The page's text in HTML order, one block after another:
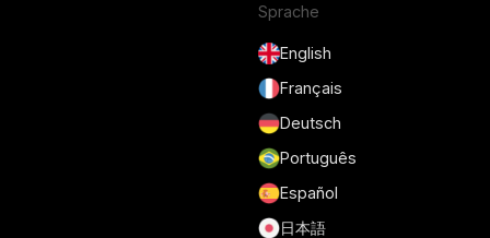
Sprache
English
Français
Deutsch
Português
Español
日本語